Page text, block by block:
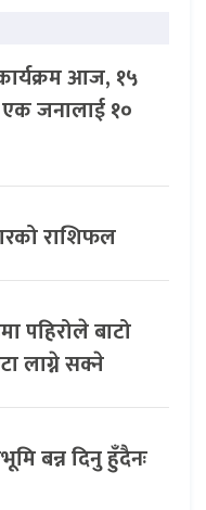
आज, १५
जनालाई १०
राशिफल
पहिरोले बाटो
लाग्ने सक्ने
बन्न दिनु हुँदैनः